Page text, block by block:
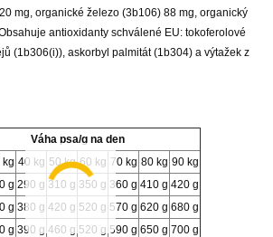
mg, organické železo (3b106) 88 mg, organický
antioxidanty schválené EU: tokoferolové
(1b306(i)), askorbyl palmitát (1b304) a výtažek z
Váha psa/g na den
kg 40 kg 50 kg 60 kg 70 kg 80 kg 90 kg
g 290 g 310 g 350 g 360 g 410 g 420 g
g 380 g 420 g 520 g 570 g 620 g 680 g
g 390 g 460 g 520 g 590 g 650 g 700 g